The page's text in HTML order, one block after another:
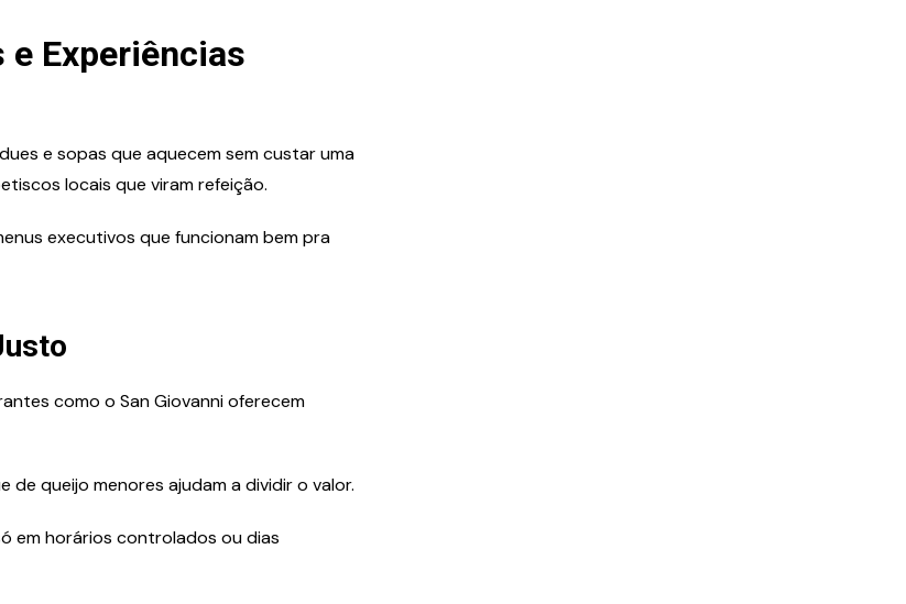
Experiências
e sopas que aquecem sem custar uma
locais que viram refeição.
executivos que funcionam bem pra
como o San Giovanni oferecem
queijo menores ajudam a dividir o valor.
em horários controlados ou dias